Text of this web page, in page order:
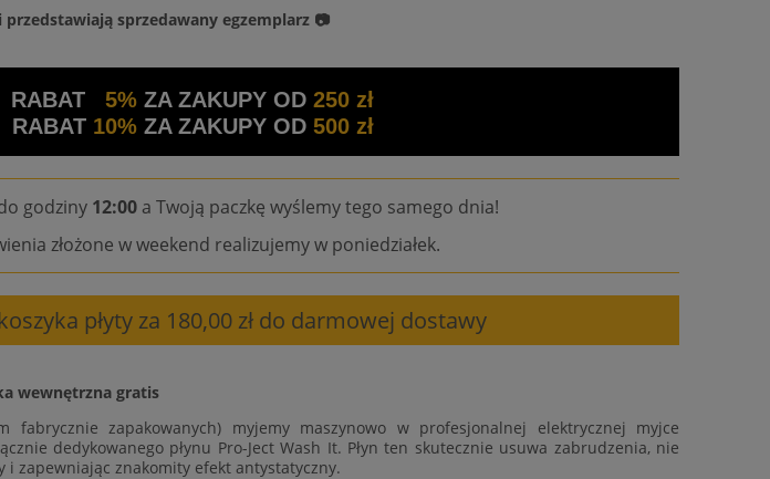
sprzedawany egzemplarz 📷
RABAT 5% ZA ZAKUPY OD 250 zł
RABAT 10%ZA ZAKUPY OD 500 zł
godziny 12:00a Twoją paczkę wyślemy tego samego dnia!
złożone w weekend realizujemy w poniedziałek.
płyty za 180,00 zł do darmowej dostawy
wewnętrzna gratis
fabrycznie zapakowanych) myjemy maszynowo w profesjonalnej elektrycznej myjce
dedykowanego płynu Pro-Ject Wash It. Płyn ten skutecznie usuwa zabrudzenia, nie
i zapewniając znakomity efekt antystatyczny.